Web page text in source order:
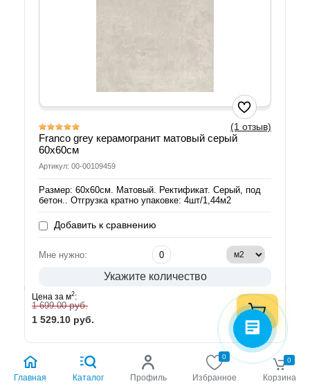
(1 отзыв)
Franco grey керамогранит матовый серый
60х60см
Артикул: 00-00109459
Размер: 60х60см. Матовый. Ректификат. Серый, под
бетон.. Отгрузка кратно упаковке: 4шт/1,44м2
Добавить к сравнению
Мне нужно:
Укажите количество
Цена за м2:
1 699.00руб.
1 529.10 руб.
Главная Каталог Профиль
0
Избранное
0
Корзина